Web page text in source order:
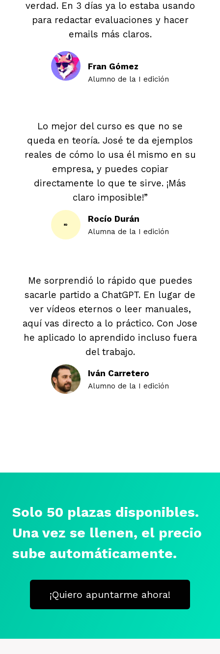
verdad. En 3 días ya lo estaba usando
para redactar evaluaciones y hacer
emails más claros.
Fran Gómez
Alumno de la I edición
Lo mejor del curso es que no se
queda en teoría. José te da ejemplos
reales de cómo lo usa él mismo en su
empresa, y puedes copiar
directamente lo que te sirve. ¡Más
claro imposible!”
Rocío Durán
Alumna de la I edición
Me sorprendió lo rápido que puedes
sacarle partido a ChatGPT. En lugar de
ver vídeos eternos o leer manuales,
aquí vas directo a lo práctico. Con Jose
he aplicado lo aprendido incluso fuera
del trabajo.
Iván Carretero
Alumno de la I edición
Solo 50 plazas disponibles.
Una vez se llenen, el precio
sube automáticamente.
¡Quiero apuntarme ahora!